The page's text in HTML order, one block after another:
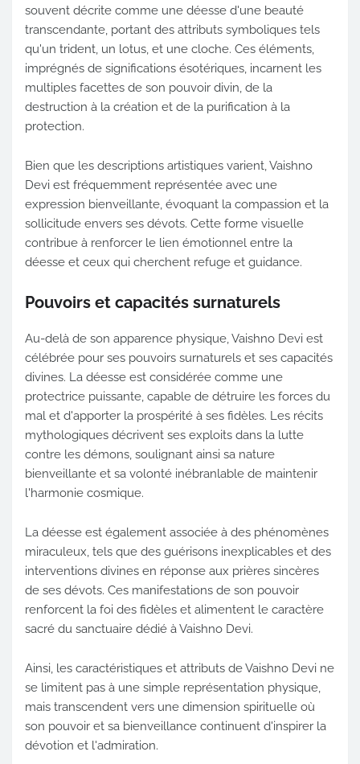
souvent décrite comme une déesse d'une beauté
transcendante, portant des attributs symboliques tels
qu'un trident, un lotus, et une cloche. Ces éléments,
imprégnés de significations ésotériques, incarnent les
multiples facettes de son pouvoir divin, de la
destruction à la création et de la purification à la
protection.
Bien que les descriptions artistiques varient, Vaishno
Devi est fréquemment représentée avec une
expression bienveillante, évoquant la compassion et la
sollicitude envers ses dévots. Cette forme visuelle
contribue à renforcer le lien émotionnel entre la
déesse et ceux qui cherchent refuge et guidance.
Pouvoirs et capacités surnaturels
Au-delà de son apparence physique, Vaishno Devi est
célébrée pour ses pouvoirs surnaturels et ses capacités
divines. La déesse est considérée comme une
protectrice puissante, capable de détruire les forces du
mal et d'apporter la prospérité à ses fidèles. Les récits
mythologiques décrivent ses exploits dans la lutte
contre les démons, soulignant ainsi sa nature
bienveillante et sa volonté inébranlable de maintenir
l'harmonie cosmique.
La déesse est également associée à des phénomènes
miraculeux, tels que des guérisons inexplicables et des
interventions divines en réponse aux prières sincères
de ses dévots. Ces manifestations de son pouvoir
renforcent la foi des fidèles et alimentent le caractère
sacré du sanctuaire dédié à Vaishno Devi.
Ainsi, les caractéristiques et attributs de Vaishno Devi ne
se limitent pas à une simple représentation physique,
mais transcendent vers une dimension spirituelle où
son pouvoir et sa bienveillance continuent d'inspirer la
dévotion et l'admiration.